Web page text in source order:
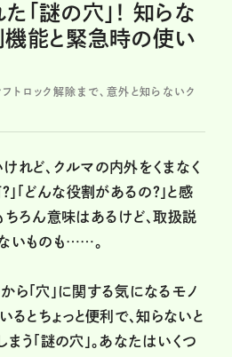
「謎の穴」！ 知らな
機能と緊急時の使い
トロック解除まで、意外と知らないク
れど、クルマの内外をくまなく
」「どんな役割があるの？」と感
ちろん意味はあるけど、取扱説
いものも……。
ら「穴」に関する気になるモノ
るとちょっと便利で、知らないと
う「謎の穴」。あなたはいくつ